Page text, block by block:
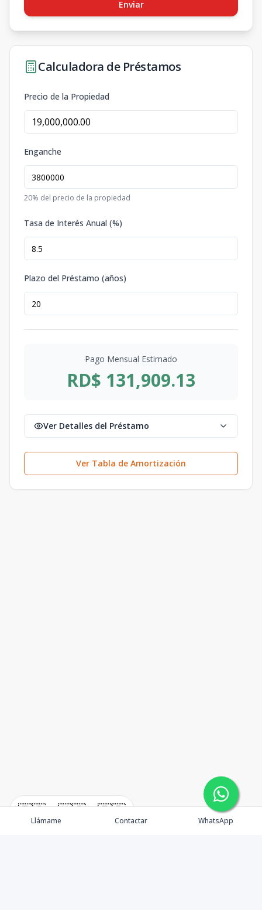
🇪🇸 🇺🇸 🇫🇷
Enviar
Calculadora de Préstamos
Precio de la Propiedad
Enganche
20% del precio de la propiedad
Tasa de Interés Anual (%)
Plazo del Préstamo (años)
Pago Mensual Estimado
RD$ 131,909.13
Ver Detalles del Préstamo
Ver Tabla de Amortización
Llámame Contactar WhatsApp